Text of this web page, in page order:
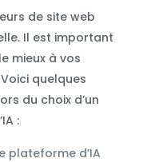
de site web
Il est important
mieux à vos
quelques
du choix d’un
:
plateforme d’IA